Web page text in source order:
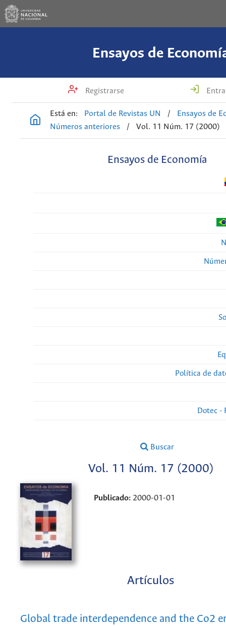
Ensayos de
Registrarse
Está en: Portal de Revistas UN /
Ensayos de
Números anteriores
/ Vol. 11 Núm. 17 (2000)
Ensayos de Economía
Política de
Dotec -
Buscar
Vol. 11 Núm. 17 (2000)
Publicado: 2000-01-01
Artículos
Global trade interdependence and the Co2